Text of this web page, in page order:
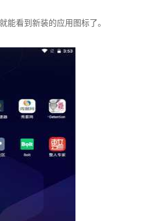
能看到新装的应用图标了。